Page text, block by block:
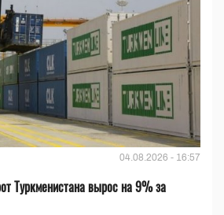
04.08.2026 - 16:57
Туркменистана вырос на 9% за